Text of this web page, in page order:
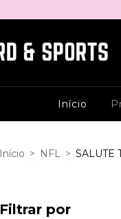
Início
Início > NFL > SALUTE
Filtrar por